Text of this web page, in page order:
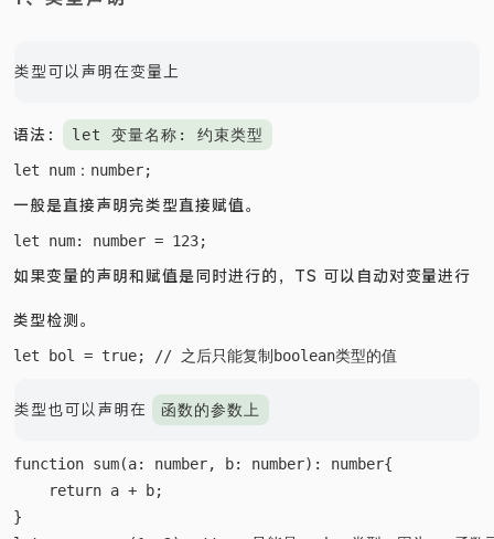
类型可以声明在变量上
语法：
let 变量名称: 约束类型
一般是直接声明完类型直接赋值。
如果变量的声明和赋值是同时进行的，TS 可以自动对变量进行
类型检测。
类型也可以声明在 函数的参数上
function sum(a: number, b: number): number{
    return a + b;
}